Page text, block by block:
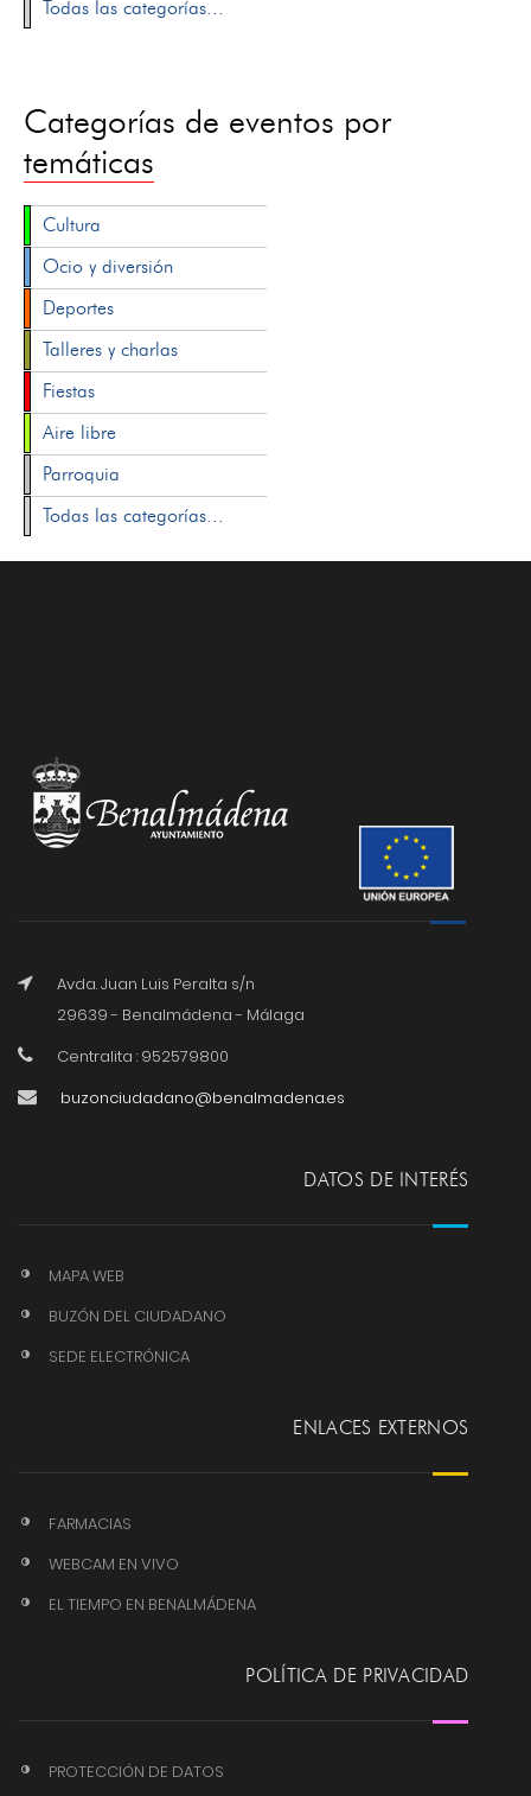
Todas las categorías...
Categorías de eventos por
temáticas
Cultura
Ocio y diversión
Deportes
Talleres y charlas
Fiestas
Aire libre
Parroquia
Todas las categorías...
Avda. Juan Luis Peralta s/n
29639 - Benalmádena - Málaga
Centralita : 952579800
buzonciudadano@benalmadena.es
DATOS DE INTERÉS
MAPA WEB
BUZÓN DEL CIUDADANO
SEDE ELECTRÓNICA
ENLACES EXTERNOS
FARMACIAS
WEBCAM EN VIVO
EL TIEMPO EN BENALMÁDENA
POLÍTICA DE PRIVACIDAD
PROTECCIÓN DE DATOS